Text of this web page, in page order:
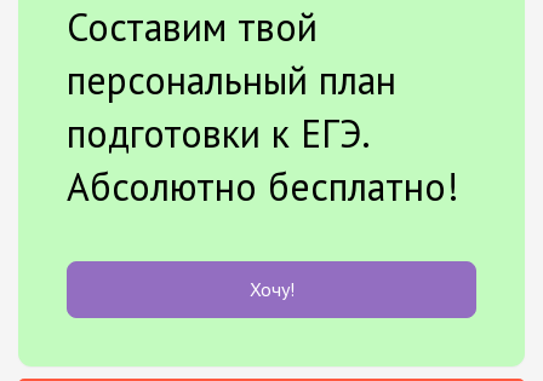
Составим твой
персональный план
подготовки к ЕГЭ.
Абсолютно бесплатно!
Хочу!